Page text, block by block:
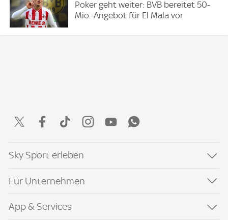
Poker geht weiter: BVB bereitet 50-
Mio.-Angebot für El Mala vor
Sky Sport erleben
Für Unternehmen
App & Services